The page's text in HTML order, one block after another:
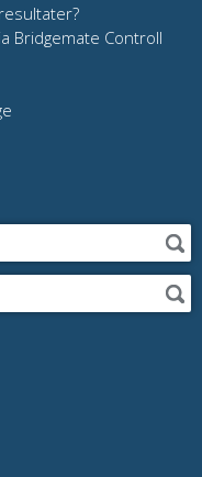
Bridgemate Controll